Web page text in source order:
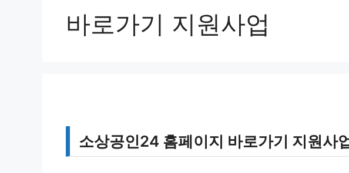
바로가기 지원사업
소상공인24 홈페이지 바로가기 지원사